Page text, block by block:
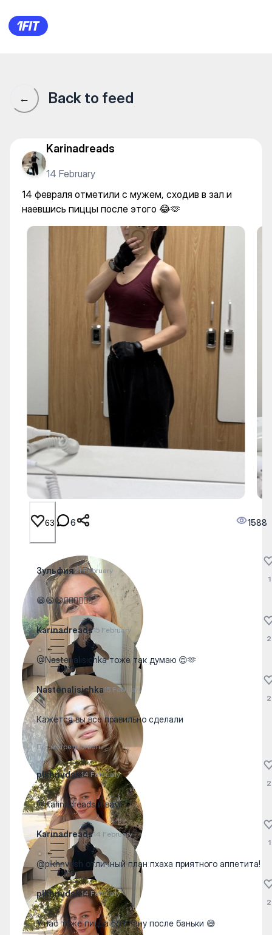
14 февраля отметили с
← Back to feed
Karinadreads
14 February
14 февраля отметили с мужем, сходив в зал и
наевшись пиццы после этого 😂🫶
63 6 1588
Зульфия21 February
😁😁😁👍🏻👍🏻👍🏻
1
Karinadreads15 February
@Nastenalisichka тоже так думаю 😌🫶
2
Nastenalisichka15 February
Кажется вы все правильно сделали
Посмотреть ответы
2
plkhnvdsh14 February
@Karinadreads и вам! 🤍
2
Karinadreads14 February
@plkhnvdsh отличный план пхаха приятного аппетита!
1
plkhnvdsh14 February
У нас тоже пицца по плану после баньки 😅
2